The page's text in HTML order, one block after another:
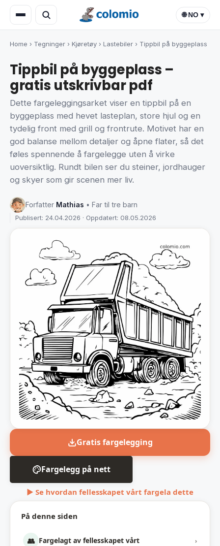
🌐 NO ▾
Home › Tegninger › Kjøretøy › Lastebiler › Tippbil på byggeplass
Tippbil på byggeplass –
gratis utskrivbar pdf
Dette fargeleggingsarket viser en tippbil på en
byggeplass med hevet lasteplan, store hjul og en
tydelig front med grill og frontrute. Motivet har en
god balanse mellom detaljer og åpne flater, så det
føles spennende å fargelegge uten å virke
uoversiktlig. Rundt bilen ser du steiner, jordhauger
og skyer som gir scenen mer liv.
Forfatter Mathias • Far til tre barn
Publisert: 24.04.2026 · Oppdatert: 08.05.2026
På denne siden
👥 Fargelagt av fellesskapet vårt ›
Gratis fargelegging
Fargelegg på nett
▶ Se hvordan fellesskapet vårt fargela dette